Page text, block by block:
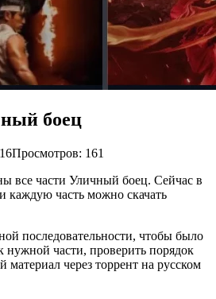
боец
Просмотров: 161
все части Уличный боец. Сейчас в
каждую часть можно скачать
последовательности, чтобы было
нужной части, проверить порядок
через торрент на русском